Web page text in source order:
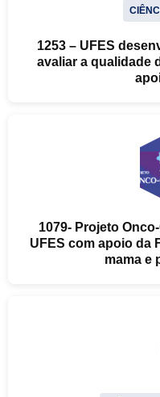
1253 – UFES
avaliar a qualidade
1079- Projeto
UFES com apoio da
mama e